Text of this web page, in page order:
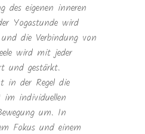
des eigenen inneren
Yogastunde wird
die Verbindung von
wird mit jeder
und gestärkt.
in der Regel die
im individuellen
um. In
Fokus und einem